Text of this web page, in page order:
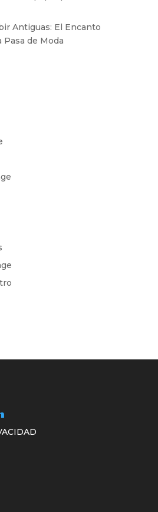
Antiguas: El Encanto
de Moda